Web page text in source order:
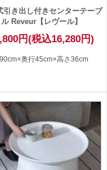
引き出し付きセンターテーブ
ル Reveur【レヴール】
円(税込16,280円)
奥行45cm×高さ36cm